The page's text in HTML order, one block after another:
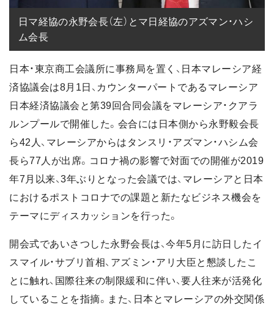
日マ経協の永野会長（左）とマ日経協のアズマン・ハシ
ム会長
日本・東京商工会議所に事務局を置く、日本マレーシア経
済協議会は8月1日、カウンターパートであるマレーシア
日本経済協議会と第39回合同会議をマレーシア・クアラ
ルンプールで開催した。会合には日本側から永野毅会長
ら42人、マレーシアからはタンスリ・アズマン・ハシム会
長ら77人が出席。コロナ禍の影響で対面での開催が2019
年7月以来、3年ぶりとなった会議では、マレーシアと日本
におけるポストコロナでの課題と新たなビジネス機会を
テーマにディスカッションを行った。
開会式であいさつした永野会長は、今年5月に訪日したイ
スマイル・サブリ首相、アズミン・アリ大臣と懇談したこ
とに触れ、国際往来の制限緩和に伴い、要人往来が活発化
していることを指摘。また、日本とマレーシアの外交関係